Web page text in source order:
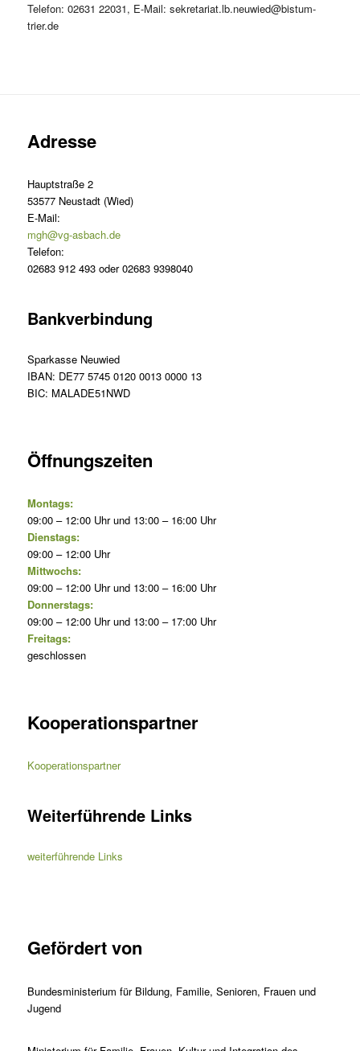
Telefon: 02631 22031, E-Mail: sekretariat.lb.neuwied@bistum-
trier.de
Adresse
Hauptstraße 2
53577 Neustadt (Wied)
E-Mail:
mgh@vg-asbach.de
Telefon:
02683 912 493 oder 02683 9398040
Bankverbindung
Sparkasse Neuwied
IBAN: DE77 5745 0120 0013 0000 13
BIC: MALADE51NWD
Öffnungszeiten
Montags:
09:00 – 12:00 Uhr und 13:00 – 16:00 Uhr
Dienstags:
09:00 – 12:00 Uhr
Mittwochs:
09:00 – 12:00 Uhr und 13:00 – 16:00 Uhr
Donnerstags:
09:00 – 12:00 Uhr und 13:00 – 17:00 Uhr
Freitags:
geschlossen
Kooperationspartner
Kooperationspartner
Weiterführende Links
weiterführende Links
Gefördert von
Bundesministerium für Bildung, Familie, Senioren, Frauen und
Jugend